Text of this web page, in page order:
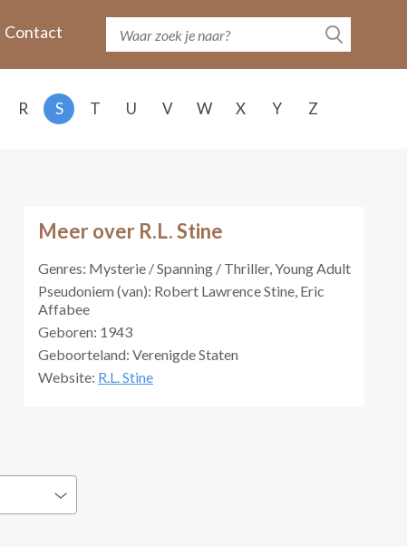
Contact
R S T U V W X Y Z
Meer over R.L. Stine
Genres: Mysterie / Spanning / Thriller, Young Adult
Pseudoniem (van): Robert Lawrence Stine, Eric
Affabee
Geboren: 1943
Geboorteland: Verenigde Staten
Website: R.L. Stine